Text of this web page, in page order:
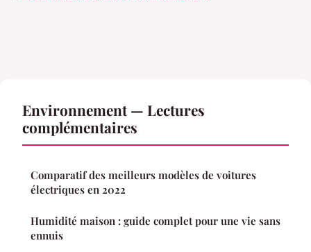
Environnement — Lectures
complémentaires
Comparatif des meilleurs modèles de voitures
électriques en 2022
Humidité maison : guide complet pour une vie sans
ennuis